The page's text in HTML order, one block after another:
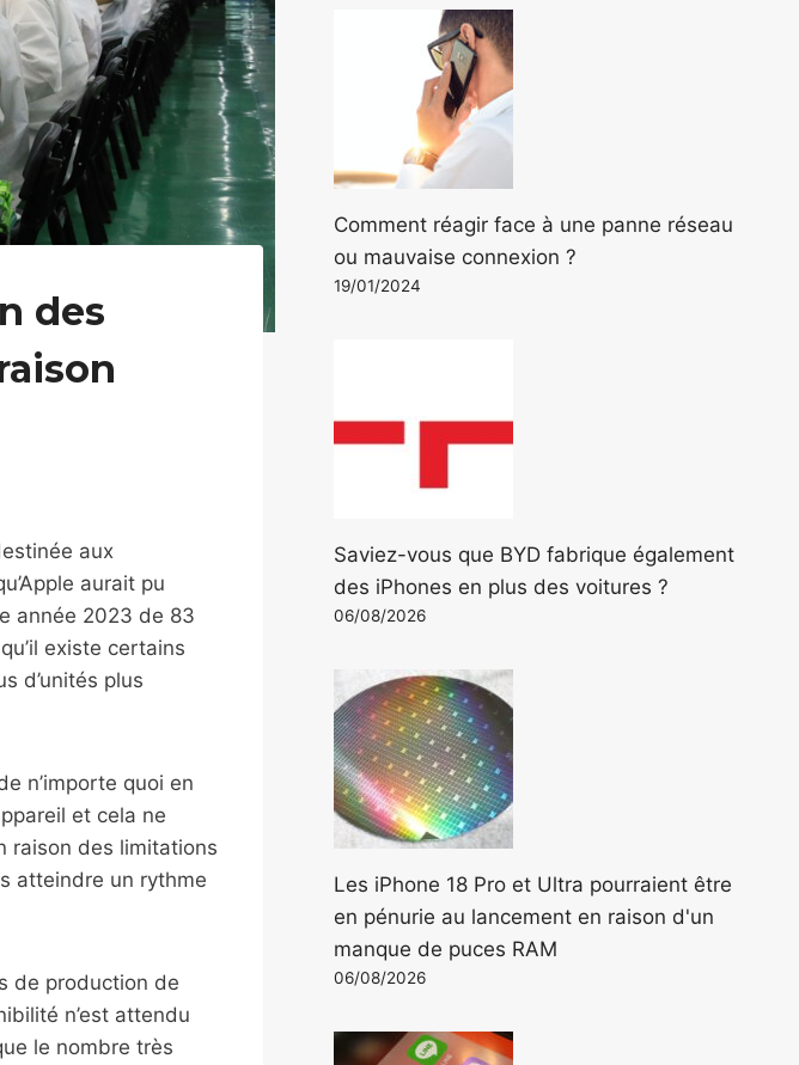
des
aux
aurait pu
année 2023 de 83
existe certains
d’unités plus
n’importe quoi en
et cela ne
raison des limitations
atteindre un rythme
de production de
n’est attendu
le nombre très
Comment réagir face à une panne réseau
ou mauvaise connexion ?
19/01/2024
Saviez-vous que BYD fabrique également
des iPhones en plus des voitures ?
06/08/2026
Les iPhone 18 Pro et Ultra pourraient être
en pénurie au lancement en raison d'un
manque de puces RAM
06/08/2026